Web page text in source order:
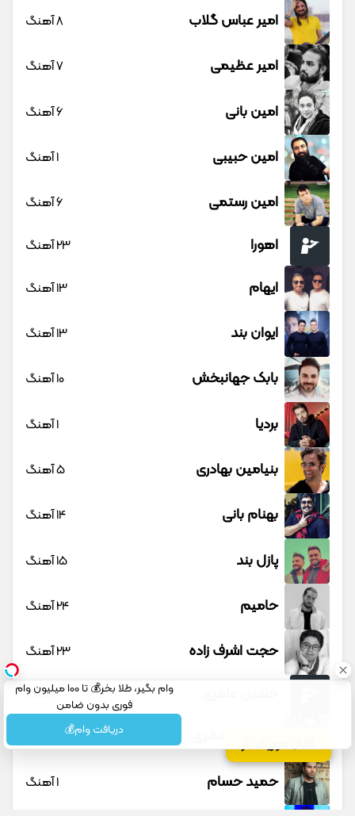
کانال موزیک تار
امیر عباس گلاب 8 آهنگ
امیر عظیمی 7 آهنگ
امین بانی 6 آهنگ
امین حبیبی 1 آهنگ
امین رستمی 6 آهنگ
اهورا 23 آهنگ
ایهام 13 آهنگ
ایوان بند 13 آهنگ
بابک جهانبخش 10 آهنگ
بردیا 1 آهنگ
بنیامین بهادری 5 آهنگ
بهنام بانی 14 آهنگ
پازل بند 15 آهنگ
حامیم 24 آهنگ
حجت اشرف زاده 23 آهنگ
1 آهنگ
حمید حسام 1 آهنگ
وام بگیر، طلا بخر💰 تا 100 میلیون وام
فوری بدون ضامن
دریافت وام💰